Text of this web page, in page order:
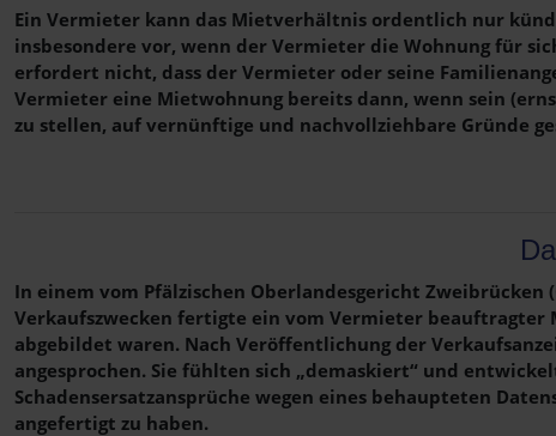
Ein Vermieter kann das Mietverhältnis ordentlich nur
insbesondere vor, wenn der Vermieter die Wohnung für
erfordert nicht, dass der Vermieter oder seine
Vermieter eine Mietwohnung bereits dann, wenn sein
zu stellen, auf vernünftige und nachvollziehbare Gründe
In einem vom Pfälzischen Oberlandesgericht
Verkaufszwecken fertigte ein vom Vermieter
abgebildet waren. Nach Veröffentlichung der
angesprochen. Sie fühlten sich „demaskiert“ und
Schadensersatzansprüche wegen eines behaupteten
angefertigt zu haben.